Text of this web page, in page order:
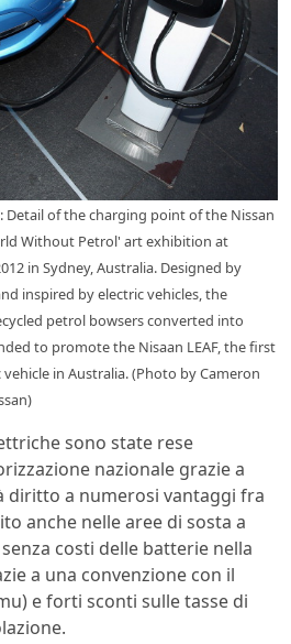
Detail of the charging point of the Nissan
Without Petrol' art exhibition at
in Sydney, Australia. Designed by
inspired by electric vehicles, the
petrol bowsers converted into
to promote the Nisaan LEAF, the first
in Australia. (Photo by Cameron
sono state rese
nazionale grazie a
diritto a numerosi vantaggi fra
anche nelle aree di sosta a
costi delle batterie nella
a una convenzione con il
e forti sconti sulle tasse di